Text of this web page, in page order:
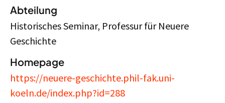
Abteilung
Historisches Seminar, Professur für Neuere
Geschichte
Homepage
https://neuere-geschichte.phil-fak.uni-
koeln.de/index.php?id=288